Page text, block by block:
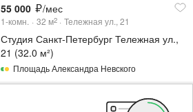
55 000 /мес
1-комн. 32 м2 Тележная ул., 21
Студия Санкт-Петербург Тележная ул.,
21 (32.0 м²)
Площадь Александра Невского